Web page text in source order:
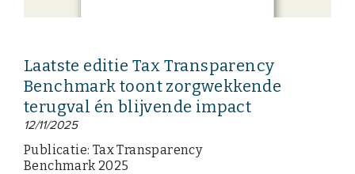
Laatste editie Tax Transparency
Benchmark toont zorgwekkende
terugval én blijvende impact
12/11/2025
Publicatie: Tax Transparency
Benchmark 2025